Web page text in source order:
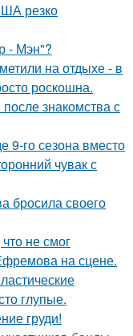
резко
- Мэн"?
на отдыхе - в
роскошна.
знакомства с
9-го сезона вместо
чувак с
бросила своего
не смог
на сцене.
глупые.
груди!